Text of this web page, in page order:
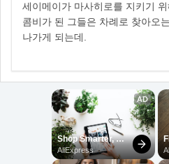
세이메이가 마사히로를 지키기
콤비가 된 그들은 차례로 찾아오
나가게 되는데.